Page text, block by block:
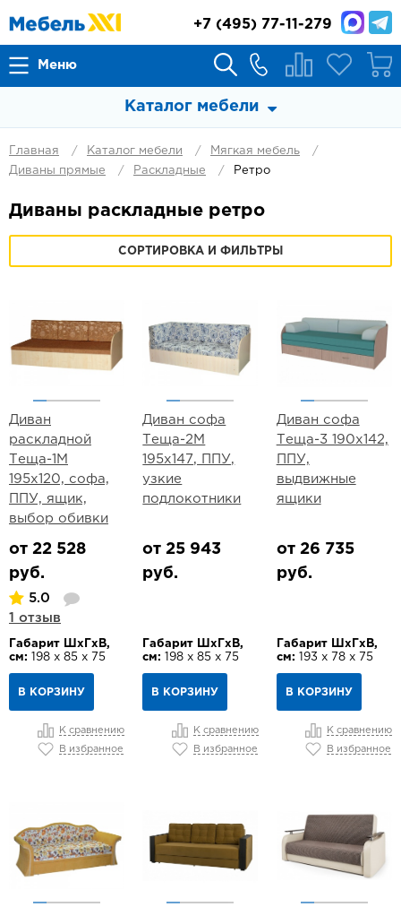
Меню
+7 (495) 77-11-279
Каталог мебели
Главная Каталог мебели
Мягкая мебель
Диваны прямые
Раскладные Ретро
Диваны раскладные ретро
СОРТИРОВКА И ФИЛЬТРЫ
Диван
раскладной
Теща-1М
195х120, софа,
ППУ, ящик,
выбор обивки
от 22 528
руб.
5.0
1 отзыв
Габарит ШхГхВ,
см: 198 х 85 х 75
В КОРЗИНУ
К сравнению
В избранное
Диван софа
Теща-2М
195х147, ППУ,
узкие
подлокотники
от 25 943
руб.
Габарит ШхГхВ,
см:
198 х 85 х 75
В КОРЗИНУ
К сравнению
В избранное
Диван софа
Теща-3 190х142,
ППУ,
выдвижные
ящики
от 26 735
руб.
Габарит ШхГхВ,
см: 193 х 78 х 75
В КОРЗИНУ
К сравнению
В избранное